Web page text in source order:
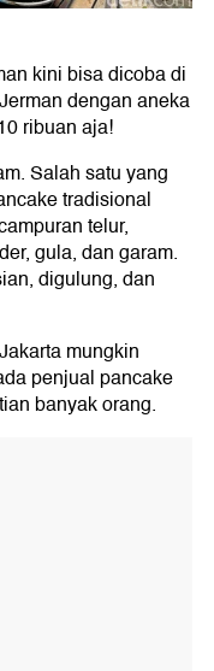
kini bisa dicoba di
dengan aneka
ribuan aja!
Salah satu yang
tradisional
telur,
gula, dan garam.
digulung, dan
mungkin
penjual pancake
banyak orang.